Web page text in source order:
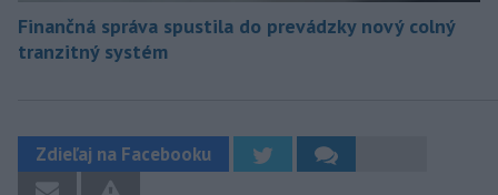
Finančná správa spustila do prevádzky nový colný
tranzitný systém
Zdieľaj na Facebooku